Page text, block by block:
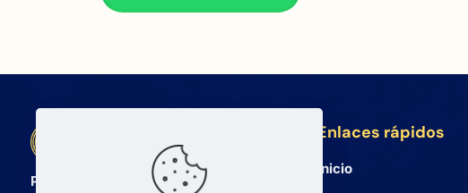
BETA Electronic Co LTD
Proveedor mayorista profesional de
Enlaces rápidos
Inicio